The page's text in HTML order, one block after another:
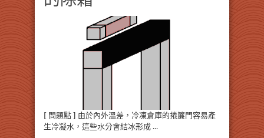
[ 問題點 ] 由於內外溫差，冷凍倉庫的捲簾門容易產
生冷凝水，這些水分會結冰形成 ...